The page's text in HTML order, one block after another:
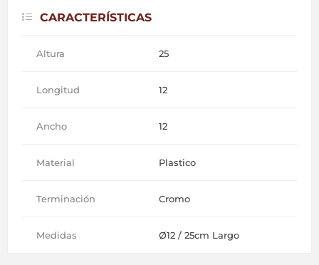
CARACTERÍSTICAS
Altura 25
Longitud 12
Ancho 12
Material Plastico
Terminación Cromo
Medidas Ø12 / 25cm Largo